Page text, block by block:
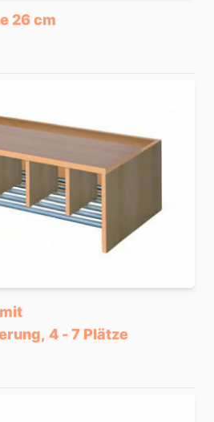
26 cm
4 - 7 Plätze